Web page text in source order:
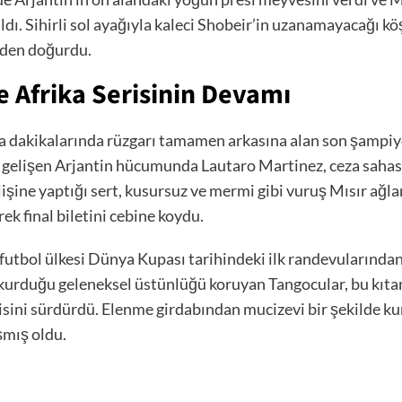
Sihirli sol ayağıyla kaleci Shobeir’in uzanamayacağı
doğurdu.
Afrika Serisinin Devamı
rüzgarı tamamen arkasına alan son
Arjantin hücumunda Lautaro Martinez, ceza
yaptığı sert, kusursuz ve mermi gibi vuruş Mısır
final biletini cebine koydu.
ülkesi Dünya Kupası tarihindeki ilk
geleneksel üstünlüğü koruyan Tangocular, bu
sürdürdü. Elenme girdabından mucizevi bir şekilde
oldu.